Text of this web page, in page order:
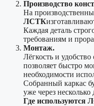
Производство
На
ЛСТК
Каждая деталь
требованиям и
Монтаж.
Лёгкость и
позволяет быстро
необходимости
Собранный каркас
уже через несколько
Где используются